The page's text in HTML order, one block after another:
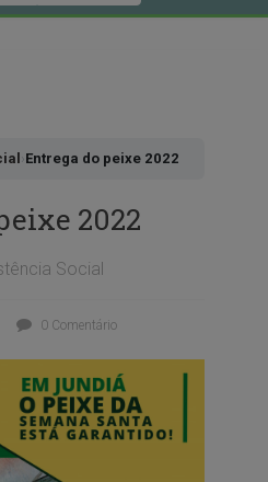
›Entrega do peixe 2022
2022
Social
0 Comentário